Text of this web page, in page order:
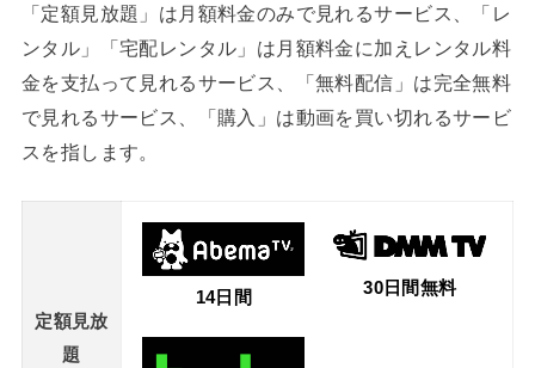
「定額見放題」は月額料金のみで見れるサービス、「レ
ンタル」「宅配レンタル」は月額料金に加えレンタル料
金を支払って見れるサービス、「無料配信」は完全無料
で見れるサービス、「購入」は動画を買い切れるサービ
スを指します。
定額見放
題
14日間
30日間無料